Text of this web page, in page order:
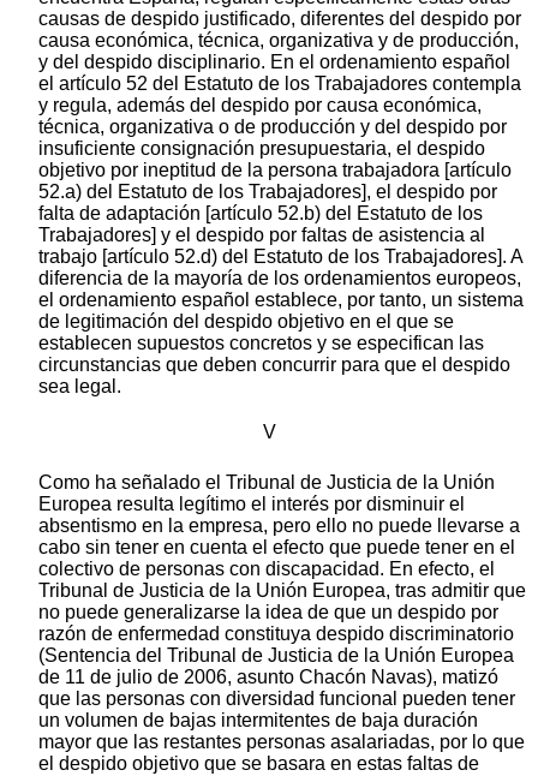
causas de despido justificado, diferentes del despido por
causa económica, técnica, organizativa y de producción,
y del despido disciplinario. En el ordenamiento español
el artículo 52 del Estatuto de los Trabajadores contempla
y regula, además del despido por causa económica,
técnica, organizativa o de producción y del despido por
insuficiente consignación presupuestaria, el despido
objetivo por ineptitud de la persona trabajadora [artículo
52.a) del Estatuto de los Trabajadores], el despido por
falta de adaptación [artículo 52.b) del Estatuto de los
Trabajadores] y el despido por faltas de asistencia al
trabajo [artículo 52.d) del Estatuto de los Trabajadores]. A
diferencia de la mayoría de los ordenamientos europeos,
el ordenamiento español establece, por tanto, un sistema
de legitimación del despido objetivo en el que se
establecen supuestos concretos y se especifican las
circunstancias que deben concurrir para que el despido
sea legal.
V
Como ha señalado el Tribunal de Justicia de la Unión
Europea resulta legítimo el interés por disminuir el
absentismo en la empresa, pero ello no puede llevarse a
cabo sin tener en cuenta el efecto que puede tener en el
colectivo de personas con discapacidad. En efecto, el
Tribunal de Justicia de la Unión Europea, tras admitir que
no puede generalizarse la idea de que un despido por
razón de enfermedad constituya despido discriminatorio
(Sentencia del Tribunal de Justicia de la Unión Europea
de 11 de julio de 2006, asunto Chacón Navas), matizó
que las personas con diversidad funcional pueden tener
un volumen de bajas intermitentes de baja duración
mayor que las restantes personas asalariadas, por lo que
el despido objetivo que se basara en estas faltas de